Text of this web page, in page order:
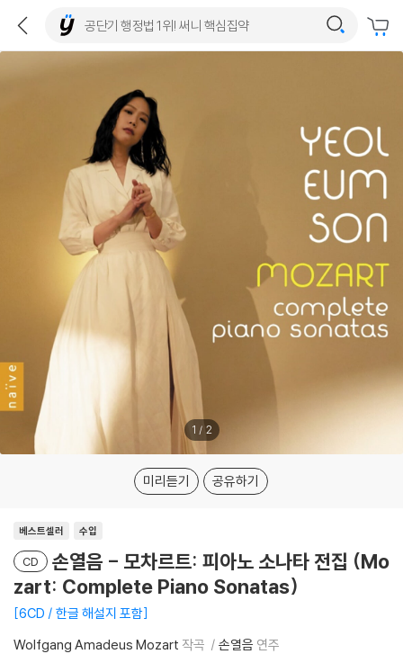
1 / 2
미리듣기 공유하기
베스트셀러 수입
CD
손열음 - 모차르트: 피아노 소나타 전집 (Mo
zart: Complete Piano Sonatas)
6CD / 한글 해설지 포함
Wolfgang Amadeus Mozart 작곡 손열음 연주